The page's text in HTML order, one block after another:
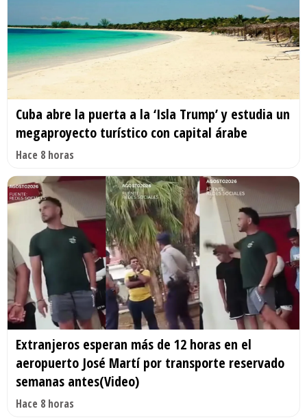
Cuba abre la puerta a la ‘Isla Trump’ y estudia un
megaproyecto turístico con capital árabe
Hace 8 horas
Extranjeros esperan más de 12 horas en el
aeropuerto José Martí por transporte reservado
semanas antes(Video)
Hace 8 horas